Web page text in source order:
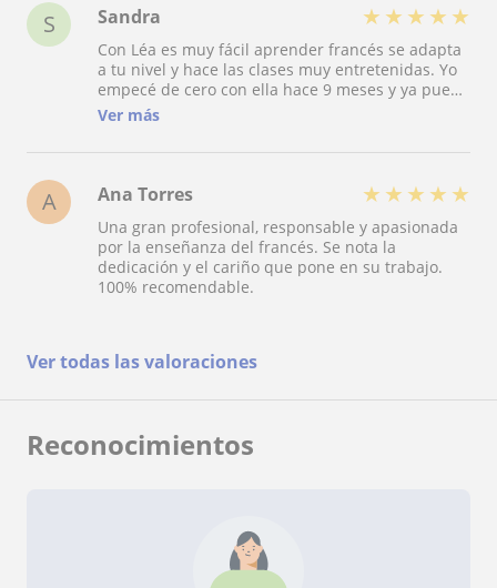
para aprender francés, mi respuesta sería muy
S Sandra ★ ★ ★ ★ ★
Con Léa es muy fácil aprender francés se adapta
a tu nivel y hace las clases muy entretenidas. Yo
empecé de cero con ella hace 9 meses y ya puedo
hablar un poco. También da clases a mi hijo y
interesa por que entiendas todo y avances. Sin
Ver más
A Ana Torres ★ ★ ★ ★ ★
Una gran profesional, responsable y apasionada
por la enseñanza del francés. Se nota la
dedicación y el cariño que pone en su trabajo.
100% recomendable.
Ver todas las valoraciones
Reconocimientos